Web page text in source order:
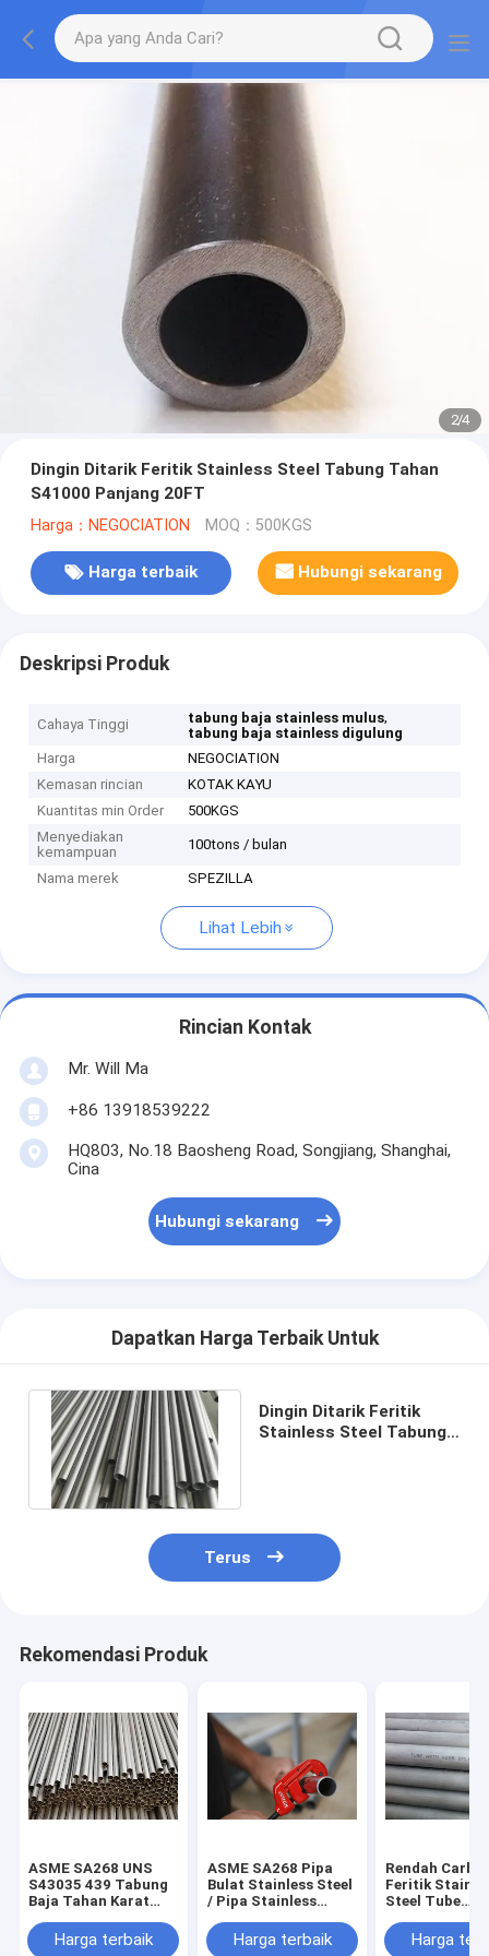
2/4
Dingin Ditarik Feritik Stainless Steel Tabung Tahan
S41000 Panjang 20FT
Harga：NEGOCIATION MOQ：500KGS
Harga terbaik Hubungi sekarang
Deskripsi Produk
Cahaya Tinggi tabung baja stainless mulus,
tabung baja stainless digulung
Harga
NEGOCIATION
Kemasan rincian
KOTAK KAYU
Kuantitas min Order
500KGS
Menyediakan
kemampuan
100tons / bulan
Nama merek SPEZILLA
Lihat Lebih
Rincian Kontak
Mr. Will Ma
+86 13918539222
HQ803, No.18 Baosheng Road, Songjiang, Shanghai,
Cina
Hubungi sekarang
Dapatkan Harga Terbaik Untuk
Dingin Ditarik Feritik
Stainless Steel Tabung
Terus
Rekomendasi Produk
ASME SA268 UNS
S43035 439 Tabung
Baja Tahan Karat
Harga terbaik
ASME SA268 Pipa
Bulat Stainless Steel
/ Pipa Stainless
Otomotif
Harga terbaik
Rendah
Feritik
Steel Tube
Sensitisasi
Daktilitas Baik
Harga